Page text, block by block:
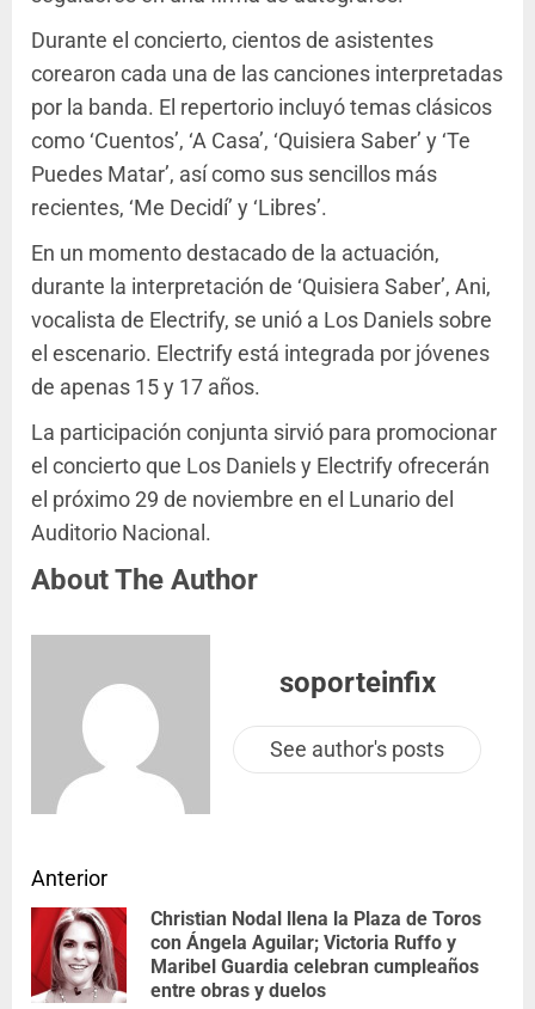
Durante el concierto, cientos de asistentes
corearon cada una de las canciones interpretadas
por la banda. El repertorio incluyó temas clásicos
como ‘Cuentos’, ‘A Casa’, ‘Quisiera Saber’ y ‘Te
Puedes Matar’, así como sus sencillos más
recientes, ‘Me Decidí’ y ‘Libres’.
En un momento destacado de la actuación,
durante la interpretación de ‘Quisiera Saber’, Ani,
vocalista de Electrify, se unió a Los Daniels sobre
el escenario. Electrify está integrada por jóvenes
de apenas 15 y 17 años.
La participación conjunta sirvió para promocionar
el concierto que Los Daniels y Electrify ofrecerán
el próximo 29 de noviembre en el Lunario del
Auditorio Nacional.
About The Author
soporteinfix
See author's posts
Anterior
Christian Nodal llena la Plaza de Toros
con Ángela Aguilar; Victoria Ruffo y
Maribel Guardia celebran cumpleaños
entre obras y duelos